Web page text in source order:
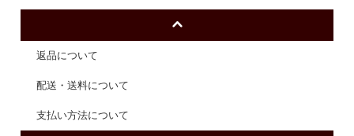
返品について
配送・送料について
支払い方法について